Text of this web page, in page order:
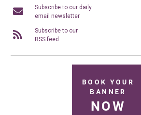
Subscribe to our daily
email newsletter
Subscribe to our
RSS feed
BOOK YOUR
BANNER
NOW